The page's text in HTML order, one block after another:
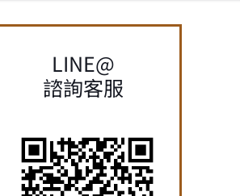
LINE@
諮詢客服